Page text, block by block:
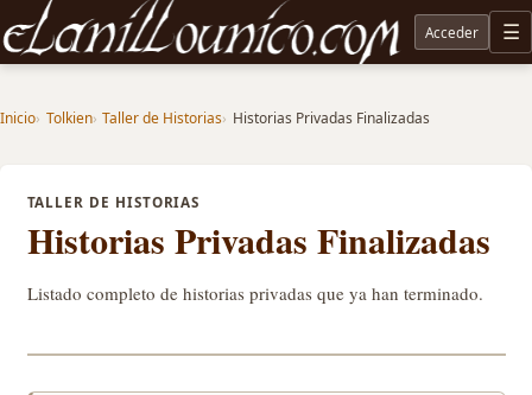
Noticias sobre Tolkien: El Señor de los Anillos, Los Anillos de Poder, La Caza de Gollum, la
Acceder
Inicio Tolkien Taller de Historias Historias Privadas Finalizadas
TALLER DE HISTORIAS
Historias Privadas Finalizadas
Listado completo de historias privadas que ya han terminado.